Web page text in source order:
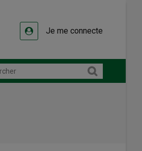
Je me connecte